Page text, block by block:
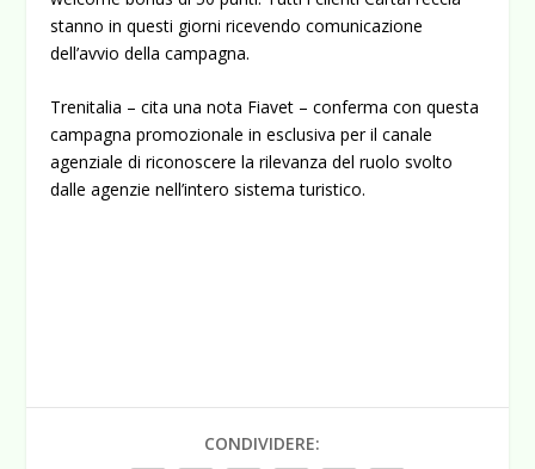
stanno in questi giorni ricevendo comunicazione
dell’avvio della campagna.
Trenitalia – cita una nota Fiavet – conferma con questa
campagna promozionale in esclusiva per il canale
agenziale di riconoscere la rilevanza del ruolo svolto
dalle agenzie nell’intero sistema turistico.
CONDIVIDERE: